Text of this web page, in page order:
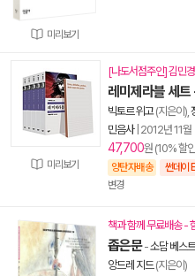
미리보기
미리보기
[나도서점주인] 김민
레미제라블 세
빅토르 위고(지은이),
민음사| 2012년 11월
47,700원 (10% 할
양탄자배송 썬데이
변경
책과 함께 무료배송 -
좁은문-소담 베스
앙드레 지드(지은이)